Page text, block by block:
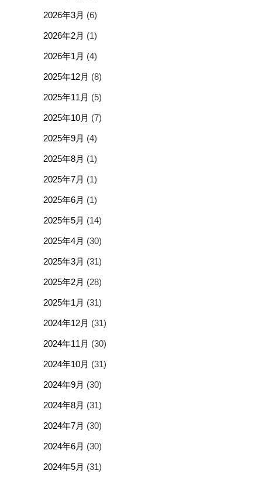
2026年3月 (6)
2026年2月 (1)
2026年1月 (4)
2025年12月 (8)
2025年11月 (5)
2025年10月 (7)
2025年9月 (4)
2025年8月 (1)
2025年7月 (1)
2025年6月 (1)
2025年5月 (14)
2025年4月 (30)
2025年3月 (31)
2025年2月 (28)
2025年1月 (31)
2024年12月 (31)
2024年11月 (30)
2024年10月 (31)
2024年9月 (30)
2024年8月 (31)
2024年7月 (30)
2024年6月 (30)
2024年5月 (31)